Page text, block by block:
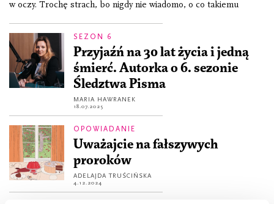
w oczy. Trochę strach, bo nigdy nie wiadomo, o co takiemu
SEZON 6
Przyjaźń na 30 lat życia i jedną
śmierć. Autorka o 6. sezonie
Śledztwa Pisma
MARIA HAWRANEK
18.07.2025
OPOWIADANIE
Uważajcie na fałszywych
proroków
ADELAJDA TRUŚCIŃSKA
4.12.2024